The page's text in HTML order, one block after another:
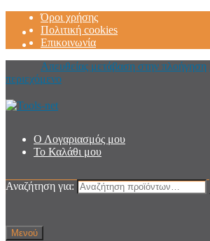
Όροι χρήσης
Πολιτική cookies
Επικοινωνία
Απευθείας μετάβαση στην πλοήγηση
περιεχόμενο
Ο Λογαριασμός μου
Το Καλάθι μου
Αναζήτηση για:
Μενού